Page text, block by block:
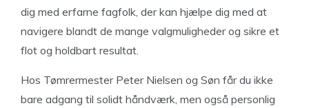
dig med erfarne fagfolk, der kan hjælpe dig med at
navigere blandt de mange valgmuligheder og sikre et
flot og holdbart resultat.
Hos Tømrermester Peter Nielsen og Søn får du ikke
bare adgang til solidt håndværk, men også personlig